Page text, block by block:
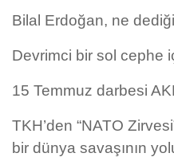
Bilal Erdoğan, ne
Devrimci bir sol cephe
15 Temmuz darbesi
TKH’den “NATO
bir dünya savaşının